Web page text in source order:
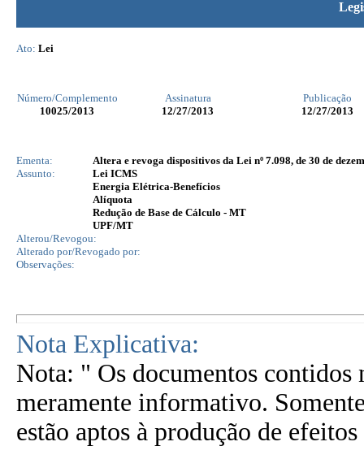
Ato: Lei
Número/Complemento Assinatura
Publicação
10025/2013 12/27/2013 12/27/2013
Ementa:
Altera e revoga dispositivos da Lei nº 7.098, de 30 de
Assunto:
Lei ICMS
Energia Elétrica-Benefícios
Alíquota
Redução de Base de Cálculo - MT
UPF/MT
Alterou/Revogou:
Alterado por/Revogado por:
Observações:
Nota Explicativa:
Nota: " Os documentos contidos
meramente informativo.
estão aptos à produção de